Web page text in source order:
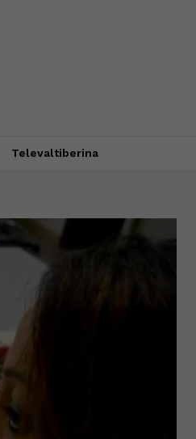
Televaltiberina